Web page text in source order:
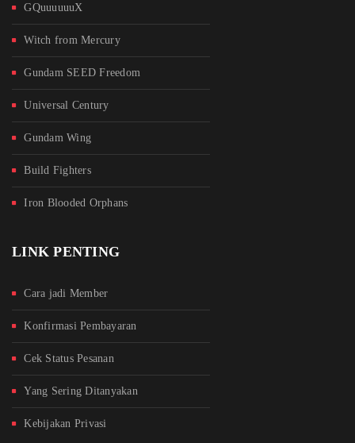
GQuuuuuuX
Witch from Mercury
Gundam SEED Freedom
Universal Century
Gundam Wing
Build Fighters
Iron Blooded Orphans
LINK PENTING
Cara jadi Member
Konfirmasi Pembayaran
Cek Status Pesanan
Yang Sering Ditanyakan
Kebijakan Privasi